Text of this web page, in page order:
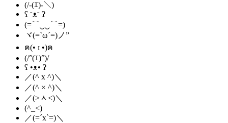
(/-(ｴ)-＼)
ʕ ᵔᴥᵔ ʔ
(=⌒‿‿⌒=)
ヾ(=`ω´=)ノ”
ฅ(• ɪ •)ฅ
(/°(ｴ)°)/
ʕ •ᴥ• ʔ
／(^ x ^)＼
／(^ × ^)＼
／(˃ᆺ˂)＼
(^_<)
／(=´x`=)＼